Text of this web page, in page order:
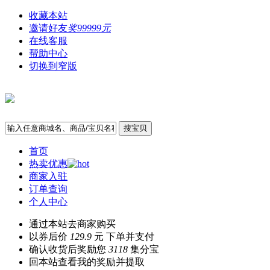
收藏本站
邀请好友奖99999元
在线客服
帮助中心
切换到窄版
搜宝贝
首页
热卖优惠
商家入驻
订单查询
个人中心
通过本站去商家购买
以券后价 129.9 元 下单并支付
确认收货后奖励您 3118 集分宝
回本站查看我的奖励并提取